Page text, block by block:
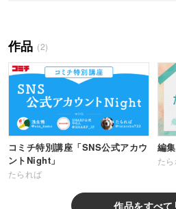
作品 (2)
コミチ特別講座「SNS公式アカウ
ントNight」
たられば
編
た
作品をすべて